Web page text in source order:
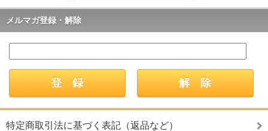
メルマガ登録・解除
特定商取引法に基づく表記（返品など）